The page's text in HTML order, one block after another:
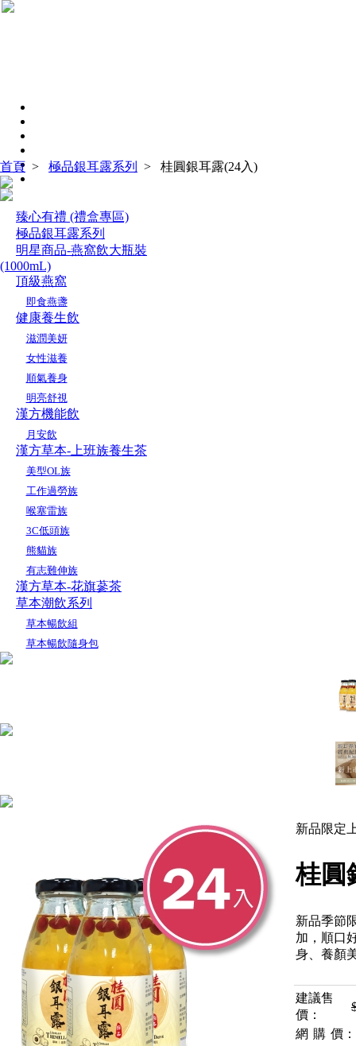
首頁 > 極品銀耳露系列 > 桂圓銀耳露(24入)
臻心有禮 (禮盒專區)
極品銀耳露系列
明星商品-燕窩飲大瓶裝
(1000mL)
頂級燕窩
即食燕盞
健康養生飲
滋潤美妍
女性滋養
順氣養身
明亮舒視
漢方機能飲
月安飲
漢方草本-上班族養生茶
美型OL族
工作過勞族
喉塞雷族
3C低頭族
熊貓族
有志難伸族
漢方草本-花旗蔘茶
草本潮飲系列
草本暢飲組
草本暢飲隨身包
新品限定
桂圓
新品季節
加，順口
身、養顏
建議售
價：
網購 價：